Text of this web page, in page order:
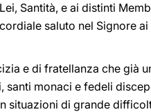
Santità, e ai distinti
saluto nel Signore
e di fratellanza che già
monaci e fedeli
situazioni di grande